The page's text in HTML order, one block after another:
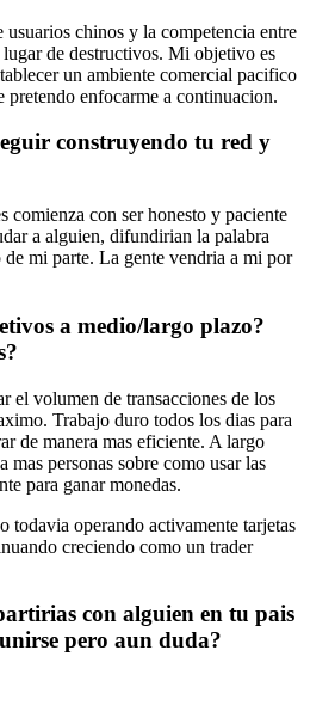
chinos y la competencia entre
lugar de destructivos. Mi objetivo es
un ambiente comercial pacifico
pretendo enfocarme a continuacion.
construyendo tu red y
comienza con ser honesto y paciente
a alguien, difundirian la palabra
mi parte. La gente vendria a mi por
a medio/largo plazo?
el volumen de transacciones de los
Trabajo duro todos los dias para
de manera mas eficiente. A largo
mas personas sobre como usar las
para ganar monedas.
todavia operando activamente tarjetas
creciendo como un trader
con alguien en tu pais
pero aun duda?